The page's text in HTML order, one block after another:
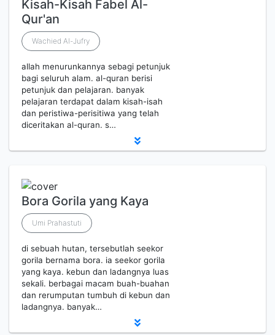
Kisah-Kisah Fabel Al-
Qur'an
Wachied Al-Jufry
allah menurunkannya sebagi petunjuk
bagi seluruh alam. al-quran berisi
petunjuk dan pelajaran. banyak
pelajaran terdapat dalam kisah-isah
dan peristiwa-perisitiwa yang telah
diceritakan al-quran. s…
Bora Gorila yang Kaya
Umi Prahastuti
di sebuah hutan, tersebutlah seekor
gorila bernama bora. ia seekor gorila
yang kaya. kebun dan ladangnya luas
sekali. berbagai macam buah-buahan
dan rerumputan tumbuh di kebun dan
ladangnya. banyak…